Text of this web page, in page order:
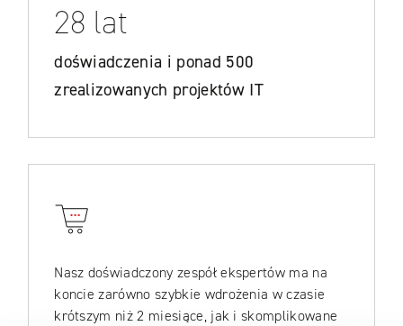
28 lat
doświadczenia i ponad 500
zrealizowanych projektów IT
Nasz doświadczony zespół ekspertów ma na
koncie zarówno szybkie wdrożenia w czasie
krótszym niż 2 miesiące, jak i skomplikowane